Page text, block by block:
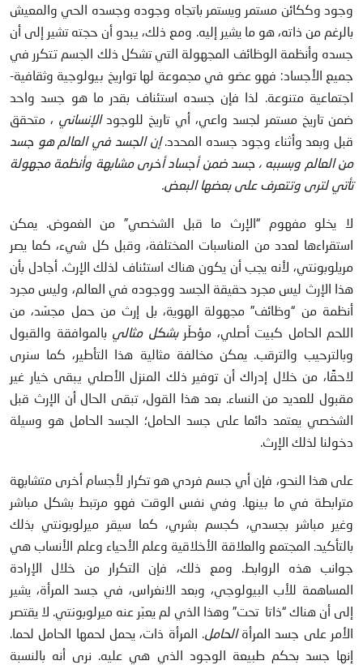
وجود وككائن مستمر ويستمر باتجاه وجوده وجسده الحي والمعيش
بالرغم من ذاته، هو ما يشير إليه. ومع ذلك، يبدو أن حجته تشير إلى أن
جسده وأنظمة الوظائف المجهولة التي تشكل ذلك الجسم تتكرر في
جميع الأجساد: فهو عضو في مجموعة لها تواريخ بيولوجية وثقافية-
اجتماعية متنوعة. لذا فإن جسده استئناف بقدر ما هو جسد واحد
ضمن تاريخ مستمر لجسد واعي، أي تاريخ للوجودالإنساني ، متحقق
قبل وبعد وأثناء وجود جسده المحدد.إن الجسد في العالم هو جسد
من العالم وبسببه ، جسد ضمن أجساد أخرى مشابهة وأنظمة مجهولة
تأتي لترى وتتعرف على بعضها البعض.
لا يخلو مفهوم “الإرث ما قبل الشخصي” من الغموض. يمكن
استقراءها لعدد من المناسبات المختلفة، وقبل كل شيء، كما يصر
مريلوبونتي، لأنه يجب أن يكون هناك استئناف لذلك الإرث. أجادل بأن
هذا الإرث ليس مجرد حقيقة الجسد ووجوده في العالم، وليس مجرد
أنظمة من “وظائف” مجهولة الهوية، بل إرث من حمل مجسّد، من
اللحم الحامل كبيت أصلي، مؤطّربشكل مثالي بالموافقة والقبول
وبالترحيب والترقب. يمكن مخالفة مثالية هذا التأطير، كما سنرى
لاحقًا، من خلال إدراك أن توفير ذلك المنزل الأصلي يبقى خيار غير
مقبول للعديد من النساء. بعد هذا القول، تبقى الحال أن الإرث قبل
الشخصي يعتمد دائما على جسد الحامل؛ الجسد الحامل هو وسيلة
دخولنا لذلك الإرث.
على هذا النحو، فإن أي جسم فردي هو تكرار لأجسام أخرى متشابهة
مترابطة في ما بينها. وفي نفس الوقت فهو مرتبط بشكل مباشر
وغير مباشر بجسدي، كجسم بشري، كما سيقر ميرلوبونتي بذلك
بالتأكيد. المجتمع والعلاقة الأخلاقية وعلم الأحياء وعلم الأنساب هي
جوانب هذه الروابط. ومع ذلك، فإن التكرار من خلال الإرادة
المساهمة للأب البيولوجي، وبعد الانغراس، في جسد المرأة، يشير
إلى أن هناك “ذاتا تحت” وهذا الذي لم يعبّر عنه ميرلوبونتي. لا يقتصر
الأمر على جسد المرأةالحامل. المرأة ذات، يحمل لحمها الحامل لحما.
إنها جسد بحكم طبيعة الوجود الذي هي عليه. نرى أنه بالنسبة